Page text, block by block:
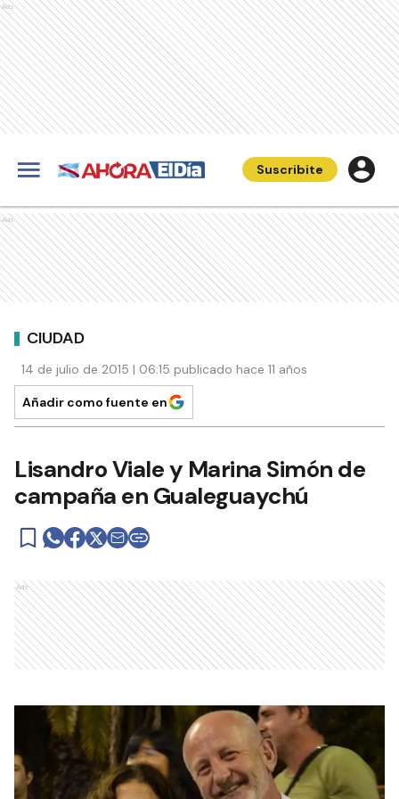
Ads
Suscribite
Ads
CIUDAD
14 de julio de 2015 | 06:15 publicado hace 11 años
Añadir como fuente en
Lisandro Viale y Marina Simón de
campaña en Gualeguaychú
Ads